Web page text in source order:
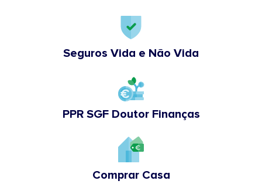
Seguros Vida e Não Vida
PPR SGF Doutor Finanças
Comprar Casa